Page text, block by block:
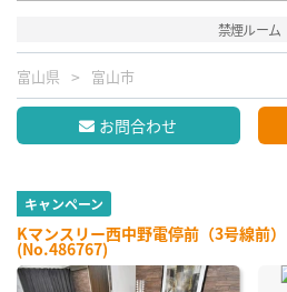
禁煙ルーム
富山県 富山市
お問合わせ
キャンペーン
Kマンスリー西中野電停前（3号線前）
(No.486767)